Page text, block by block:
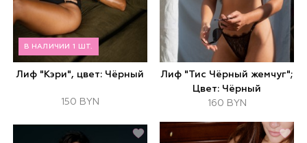
В НАЛИЧИИ 1 ШТ.
Лиф "Кэри", цвет: Чёрный
150 BYN
Лиф "Тис Чёрный жемчуг";
Цвет: Чёрный
160 BYN